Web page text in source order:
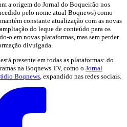
a origem do Jornal do Boqueirão nos
pelo nome atual Boqnews) como
constante atualização com as novas
do leque de conteúdo para os
o em novas plataformas, mas sem perder
divulgada.
presente em todas as plataformas: do
na Boqnews TV, como o Jornal
Boqnews, expandido nas redes sociais.